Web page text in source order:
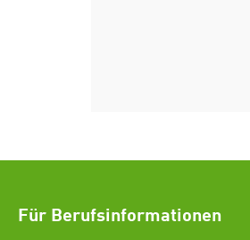
Für Berufsinformationen